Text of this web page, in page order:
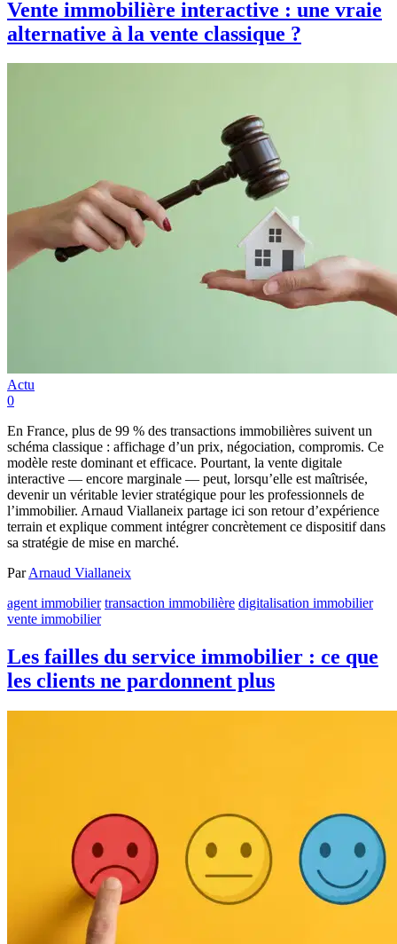
Vente immobilière interactive : une vraie
alternative à la vente classique ?
Actu
0
En France, plus de 99 % des transactions immobilières suivent un
schéma classique : affichage d’un prix, négociation, compromis. Ce
modèle reste dominant et efficace. Pourtant, la vente digitale
interactive — encore marginale — peut, lorsqu’elle est maîtrisée,
devenir un véritable levier stratégique pour les professionnels de
l’immobilier. Arnaud Viallaneix partage ici son retour d’expérience
terrain et explique comment intégrer concrètement ce dispositif dans
sa stratégie de mise en marché.
ParArnaud Viallaneix
agent immobilier transaction immobilière digitalisation immobilier
vente immobilier
Les failles du service immobilier : ce que
les clients ne pardonnent plus